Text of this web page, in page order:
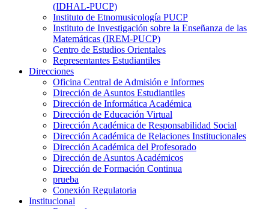
(IDHAL-PUCP)
Instituto de Etnomusicología PUCP
Instituto de Investigación sobre la Enseñanza de las
Matemáticas (IREM-PUCP)
Centro de Estudios Orientales
Representantes Estudiantiles
Direcciones
Oficina Central de Admisión e Informes
Dirección de Asuntos Estudiantiles
Dirección de Informática Académica
Dirección de Educación Virtual
Dirección Académica de Responsabilidad Social
Dirección Académica de Relaciones Institucionales
Dirección Académica del Profesorado
Dirección de Asuntos Académicos
Dirección de Formación Continua
prueba
Conexión Regulatoria
Institucional